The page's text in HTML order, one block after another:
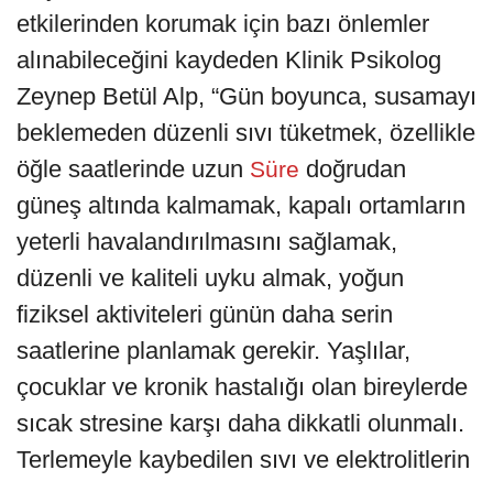
etkilerinden korumak için bazı önlemler
alınabileceğini kaydeden Klinik Psikolog
Zeynep Betül Alp, “Gün boyunca, susamayı
beklemeden düzenli sıvı tüketmek, özellikle
öğle saatlerinde uzun Süre doğrudan
güneş altında kalmamak, kapalı ortamların
yeterli havalandırılmasını sağlamak,
düzenli ve kaliteli uyku almak, yoğun
fiziksel aktiviteleri günün daha serin
saatlerine planlamak gerekir. Yaşlılar,
çocuklar ve kronik hastalığı olan bireylerde
sıcak stresine karşı daha dikkatli olunmalı.
Terlemeyle kaybedilen sıvı ve elektrolitlerin